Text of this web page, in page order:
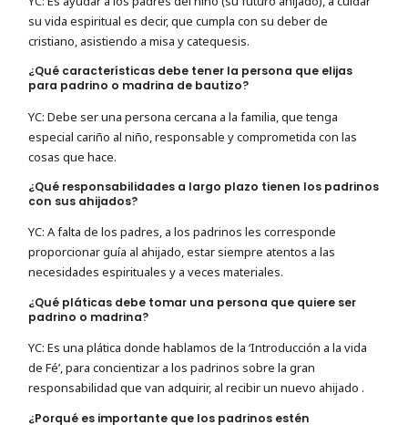
su vida espiritual es decir, que cumpla con su deber de
cristiano, asistiendo a misa y catequesis.
¿Qué características debe tener la persona que elijas
para padrino o madrina de bautizo?
YC: Debe ser una persona cercana a la familia, que tenga
especial cariño al niño, responsable y comprometida con las
cosas que hace.
¿Qué responsabilidades a largo plazo tienen los padrinos
con sus ahijados?
YC: A falta de los padres, a los padrinos les corresponde
proporcionar guía al ahijado, estar siempre atentos a las
necesidades espirituales y a veces materiales.
¿Qué pláticas debe tomar una persona que quiere ser
padrino o madrina?
YC: Es una plática donde hablamos de la ‘Introducción a la vida
de Fé’, para concientizar a los padrinos sobre la gran
responsabilidad que van adquirir, al recibir un nuevo ahijado .
¿Porqué es importante que los padrinos estén